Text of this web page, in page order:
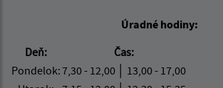
Úradné hodiny:
Deň:
Čas:
Pondelok:7,30 - 12,00 │ 13,00 - 17,00